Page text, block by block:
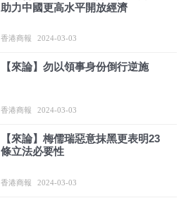
助力中國更高水平開放經濟
香港商報 2024-03-03
【來論】勿以領事身份倒行逆施
香港商報 2024-03-03
【來論】梅儒瑞惡意抹黑更表明23
條立法必要性
香港商報 2024-03-03